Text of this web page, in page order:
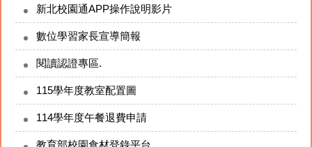
新北校園通APP操作說明影片
數位學習家長宣導簡報
閱讀認證專區.
115學年度教室配置圖
114學年度午餐退費申請